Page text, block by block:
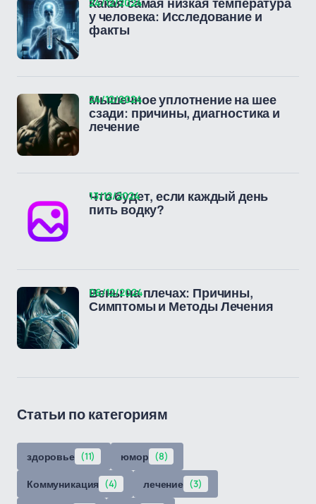
Какая самая низкая температура
у человека: Исследование и
факты
Мышечное уплотнение на шее
сзади: причины, диагностика и
лечение
24/12/2024
Что будет, если каждый день
пить водку?
13/12/2024
Вены на плечах: Причины,
Симптомы и Методы Лечения
06/12/2024
Статьи по категориям
здоровье (11) юмор (8)
Коммуникация (4) лечение (3)